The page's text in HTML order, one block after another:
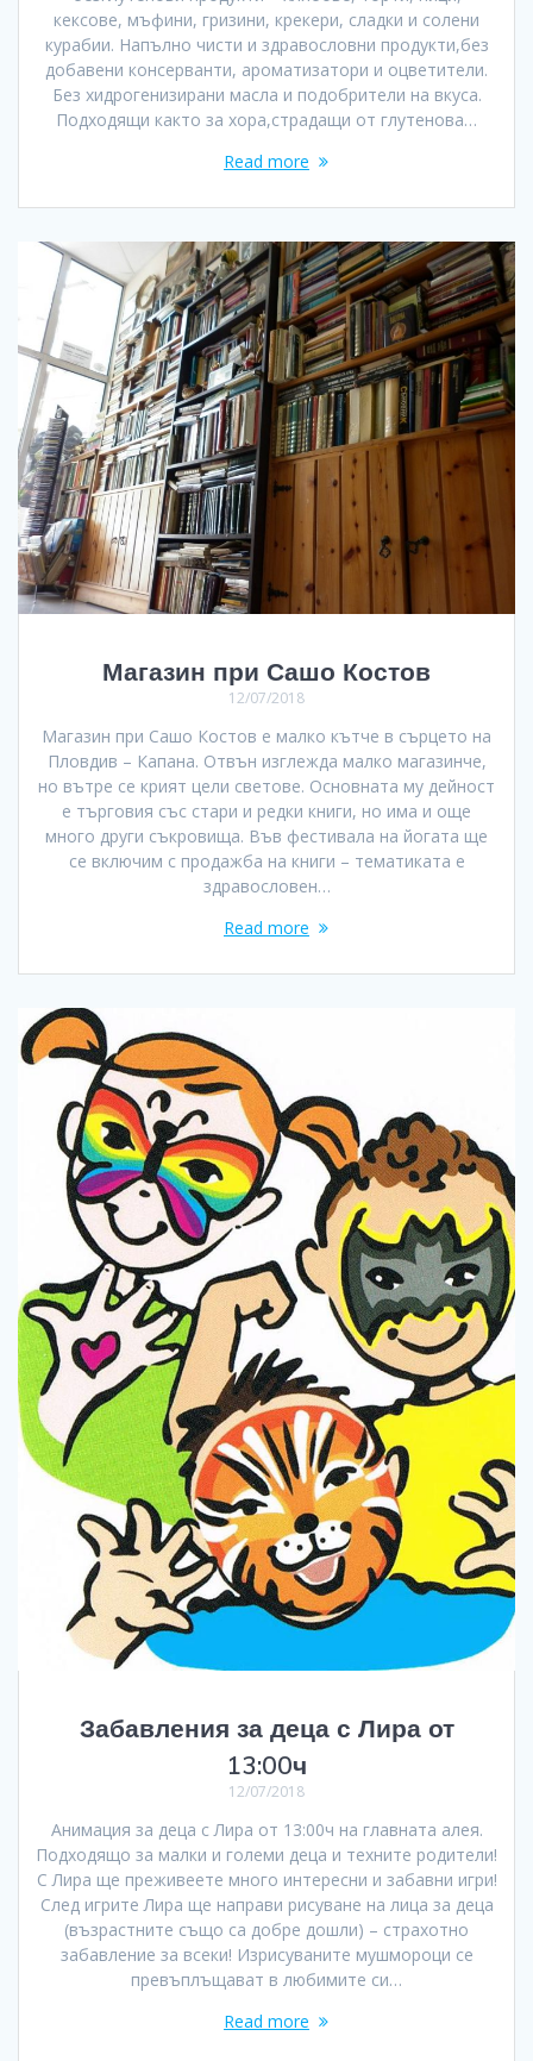
кексове, мъфини, гризини, крекери, сладки и солени
курабии. Напълно чисти и здравословни продукти,без
добавени консерванти, ароматизатори и оцветители.
Без хидрогенизирани масла и подобрители на вкуса.
Подходящи както за хора,страдащи от глутенова…
Read more
Магазин при Сашо Костов
12/07/2018
Магазин при Сашо Костов е малко кътче в сърцето на
Пловдив – Капана. Отвън изглежда малко магазинче,
но вътре се крият цели светове. Основната му дейност
е търговия със стари и редки книги, но има и още
много други съкровища. Във фестивала на йогата ще
се включим с продажба на книги – тематиката е
здравословен…
Read more
Забавления за деца с Лира от
13:00ч
12/07/2018
Анимация за деца с Лира от 13:00ч на главната алея.
Подходящо за малки и големи деца и техните родители!
С Лира ще преживеете много интересни и забавни игри!
След игрите Лира ще направи рисуване на лица за деца
(възрастните също са добре дошли) – страхотно
забавление за всеки! Изрисуваните мушмороци се
превъплъщават в любимите си…
Read more